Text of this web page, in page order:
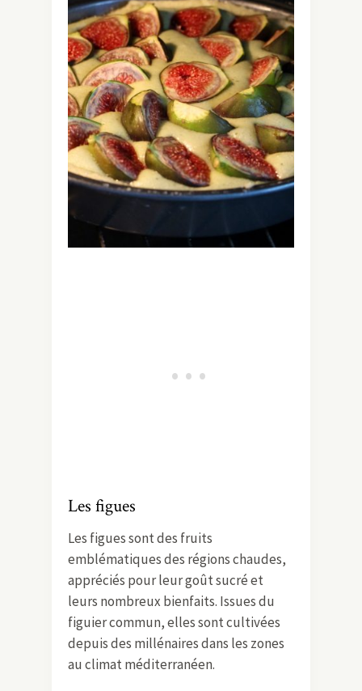
Les figues
Les figues sont des fruits
emblématiques des régions chaudes,
appréciés pour leur goût sucré et
leurs nombreux bienfaits. Issues du
figuier commun, elles sont cultivées
depuis des millénaires dans les zones
au climat méditerranéen.